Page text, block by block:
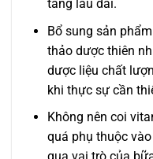
tảng lâu dài.
Bổ sung sản
thảo dược thiên
dược liệu chất
khi thực sự cần
Không nên coi
quá phụ thuộc